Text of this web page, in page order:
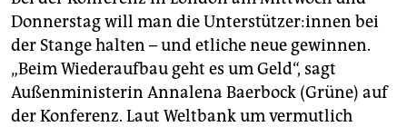
Donnerstag will man die Un­ter­stüt­ze­r:in­nen bei
der Stange halten – und etliche neue gewinnen.
„Beim Wiederaufbau geht es um Geld“, sagt
Außenministerin Annalena Baerbock (Grüne) auf
der Konferenz. Laut Weltbank um vermutlich